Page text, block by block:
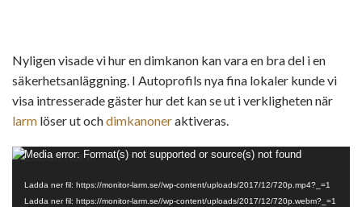
Nyligen visade vi hur en dimkanon kan vara en bra del i en
säkerhetsanläggning. I Autoprofils nya fina lokaler kunde vi
visa intresserade gäster hur det kan se ut i verkligheten när
larm löser ut ochdimkanoneraktiveras.
Videospelare
Media error: Format(s) not supported or source(s) not found
Ladda ner fil: https://monitor-larm.se//wp-content/uploads/2017/12/720p.mp4?_=1
Ladda ner fil: https://monitor-larm.se//wp-content/uploads/2017/12/720p.webm?_=1